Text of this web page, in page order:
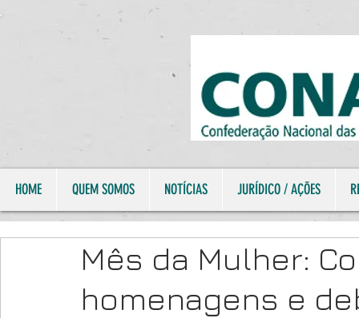
HOME QUEM SOMOS NOTÍCIAS JURÍDICO / AÇÕES
Mês da Mulher:
homenagens e